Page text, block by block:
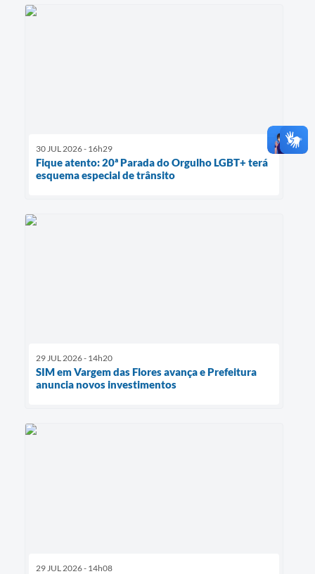
30 JUL 2026 - 16h29
Fique atento: 20ª Parada do Orgulho LGBT+ terá
esquema especial de trânsito
29 JUL 2026 - 14h20
SIM em Vargem das Flores avança e Prefeitura
anuncia novos investimentos
29 JUL 2026 - 14h08